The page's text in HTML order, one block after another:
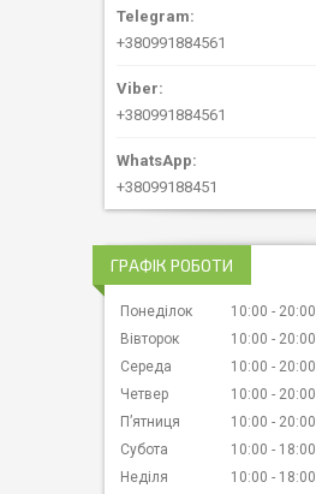
+380991884561
+380991884561
+38099188451
ГРАФІК РОБОТИ
Понеділок 10:00
20:00
Вівторок
10:00
20:00
Середа
10:00
20:00
Четвер
10:00
20:00
Пʼятниця
10:00
20:00
Субота
10:00
18:00
Неділя
10:00 18:00